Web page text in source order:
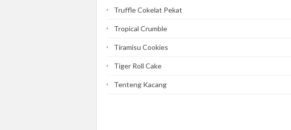
Truffle Cokelat Pekat
Tropical Crumble
Tiramisu Cookies
Tiger Roll Cake
Tenteng Kacang